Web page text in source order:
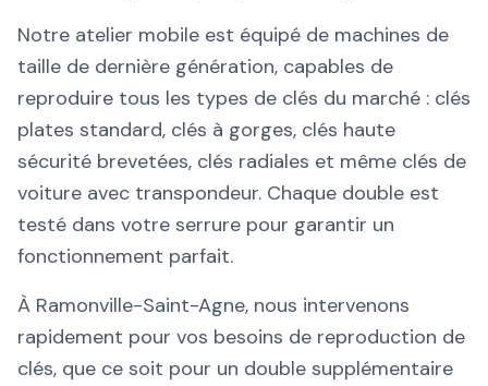
Notre atelier mobile est équipé de machines de
taille de dernière génération, capables de
reproduire tous les types de clés du marché : clés
plates standard, clés à gorges, clés haute
sécurité brevetées, clés radiales et même clés de
voiture avec transpondeur. Chaque double est
testé dans votre serrure pour garantir un
fonctionnement parfait.
À Ramonville-Saint-Agne, nous intervenons
rapidement pour vos besoins de reproduction de
clés, que ce soit pour un double supplémentaire